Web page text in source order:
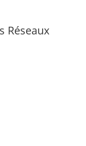
Réseaux